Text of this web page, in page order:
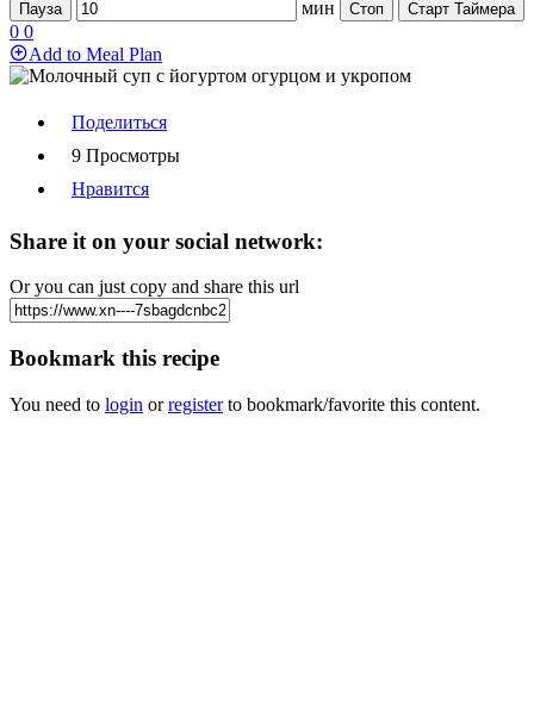
Пауза мин Стоп Старт Таймера
0 0
Add to Meal Plan
Поделиться
9 Просмотры
Нравится
Share it on your social network:
Or you can just copy and share this url
Bookmark this recipe
You need to login orregisterto bookmark/favorite this content.